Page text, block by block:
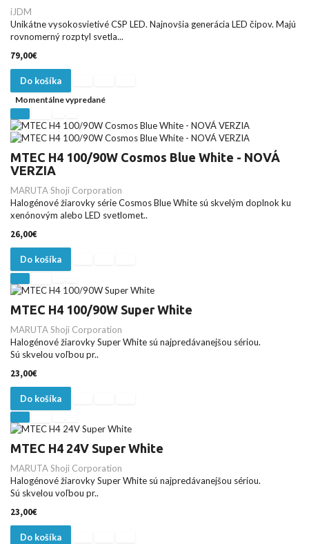
iJDM
Unikátne vysokosvietivé CSP LED. Najnovšia generácia LED čipov. Majú
rovnomerný rozptyl svetla...
79,00€
Do košíka
Momentálne vypredané
MTEC H4 100/90W Cosmos Blue White - NOVÁ
VERZIA
MARUTA Shoji Corporation
Halogénové žiarovky série Cosmos Blue White sú skvelým doplnok ku
xenónovým alebo LED svetlomet..
26,00€
Do košíka
MTEC H4 100/90W Super White
MARUTA Shoji Corporation
Halogénové žiarovky Super White sú najpredávanejšou sériou.
Sú skvelou voľbou pr..
23,00€
Do košíka
MTEC H4 24V Super White
MARUTA Shoji Corporation
Halogénové žiarovky Super White sú najpredávanejšou sériou.
Sú skvelou voľbou pr..
23,00€
Do košíka